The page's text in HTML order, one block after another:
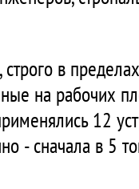
в
на рабочих
12
- сначала в 5